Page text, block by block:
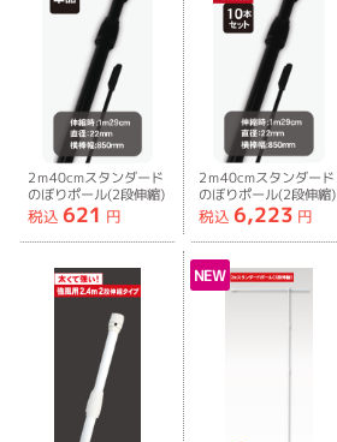
2ｍ40cmスタンダード
のぼりポール(2段伸縮)
全パーツ黒
税込 621 円
2ｍ40cmスタンダード
のぼりポール(2段伸縮)
全パーツ黒10本セット
税込 6,223 円
NEW